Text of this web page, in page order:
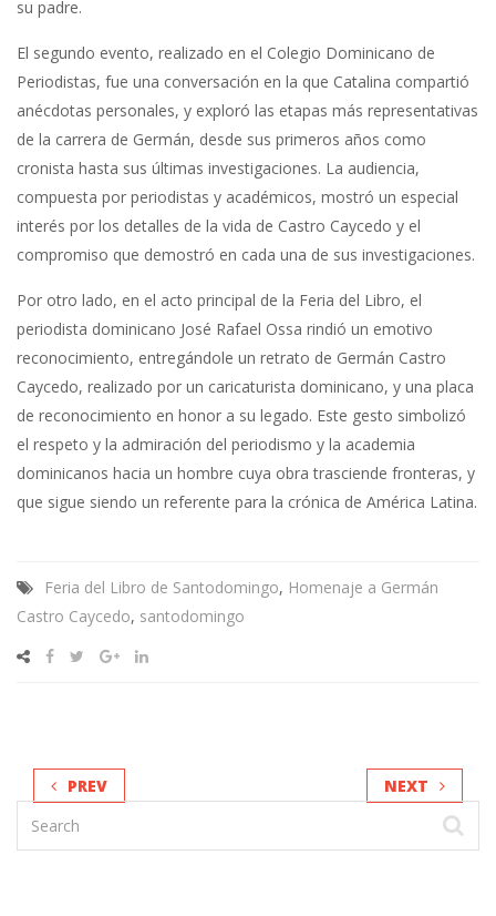
su padre.
El segundo evento, realizado en el Colegio Dominicano de
Periodistas, fue una conversación en la que Catalina compartió
anécdotas personales, y exploró las etapas más representativas
de la carrera de Germán, desde sus primeros años como
cronista hasta sus últimas investigaciones. La audiencia,
compuesta por periodistas y académicos, mostró un especial
interés por los detalles de la vida de Castro Caycedo y el
compromiso que demostró en cada una de sus investigaciones.
Por otro lado, en el acto principal de la Feria del Libro, el
periodista dominicano José Rafael Ossa rindió un emotivo
reconocimiento, entregándole un retrato de Germán Castro
Caycedo, realizado por un caricaturista dominicano, y una placa
de reconocimiento en honor a su legado. Este gesto simbolizó
el respeto y la admiración del periodismo y la academia
dominicanos hacia un hombre cuya obra trasciende fronteras, y
que sigue siendo un referente para la crónica de América Latina.
Feria del Libro de Santodomingo, Homenaje a Germán
Castro Caycedo, santodomingo
PREV NEXT